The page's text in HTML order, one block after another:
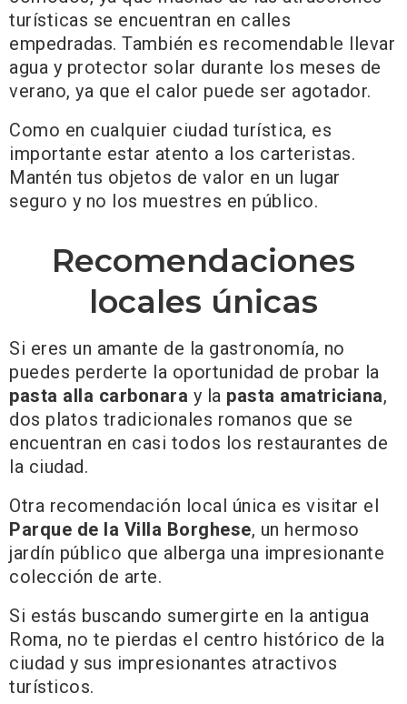
turísticas se encuentran en calles
empedradas. También es recomendable llevar
agua y protector solar durante los meses de
verano, ya que el calor puede ser agotador.
Como en cualquier ciudad turística, es
importante estar atento a los carteristas.
Mantén tus objetos de valor en un lugar
seguro y no los muestres en público.
Recomendaciones
locales únicas
Si eres un amante de la gastronomía, no
puedes perderte la oportunidad de probar la
pasta alla carbonara y la pasta amatriciana,
dos platos tradicionales romanos que se
encuentran en casi todos los restaurantes de
la ciudad.
Otra recomendación local única es visitar el
Parque de la Villa Borghese, un hermoso
jardín público que alberga una impresionante
colección de arte.
Si estás buscando sumergirte en la antigua
Roma, no te pierdas el centro histórico de la
ciudad y sus impresionantes atractivos
turísticos.